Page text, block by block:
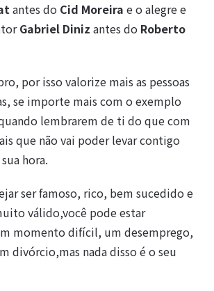
antes do Cid Moreira e o alegre e
Gabriel Diniz antes do Roberto
por isso valorize mais as pessoas
se importe mais com o exemplo
lembrarem de ti do que com
que não vai poder levar contigo
hora.
ser famoso, rico, bem sucedido e
válido,você pode estar
momento difícil, um desemprego,
divórcio,mas nada disso é o seu